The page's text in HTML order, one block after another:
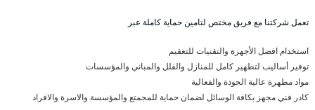
تعمل شركتنا مع فريق مختص لتامين حماية كاملة عبر
استخدام افضل الأجهزة والتقنيات للتعقيم
توفير أساليب لتطهير كامل للمنازل والفلل والمباني والمؤسسات
مواد مطهرة عالية الجودة والفعالية
كادر فني مجهز بكافة الوسائل لضمان حماية للمجمتع والمؤسسة والاسرة والافراد